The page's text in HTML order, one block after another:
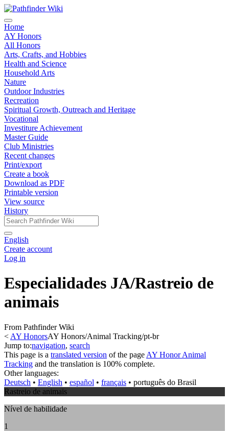
Home
AY Honors
All Honors
Arts, Crafts, and Hobbies
Health and Science
Household Arts
Nature
Outdoor Industries
Recreation
Spiritual Growth, Outreach and Heritage
Vocational
Investiture Achievement
Master Guide
Club Ministries
Recent changes
Print/export
Create a book
Download as PDF
Printable version
View source
History
English
Create account
Log in
Especialidades JA/Rastreio de
animais
From Pathfinder Wiki
< AY HonorsAY Honors/Animal Tracking/pt-br
Jump to:navigation, search
This page is a translated version of the page AY Honor Animal
Tracking and the translation is 100% complete.
Other languages:
Deutsch • ‎ English • ‎ español • ‎ français • ‎ português do Brasil
Rastreio de animais
Nível de habilidade
1